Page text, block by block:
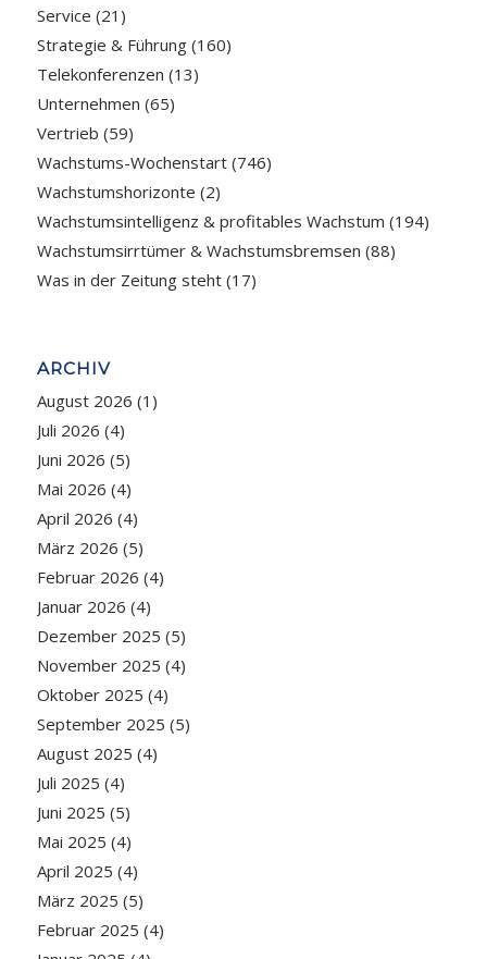
Service (21)
Strategie & Führung(160)
Telekonferenzen (13)
Unternehmen (65)
Vertrieb (59)
Wachstums-Wochenstart(746)
Wachstumshorizonte (2)
Wachstumsintelligenz & profitables Wachstum (194)
Wachstumsirrtümer & Wachstumsbremsen (88)
Was in der Zeitung steht(17)
ARCHIV
August 2026 (1)
Juli 2026 (4)
Juni 2026 (5)
Mai 2026 (4)
April 2026 (4)
März 2026 (5)
Februar 2026 (4)
Januar 2026 (4)
Dezember 2025 (5)
November 2025 (4)
Oktober 2025 (4)
September 2025 (5)
August 2025 (4)
Juli 2025 (4)
Juni 2025 (5)
Mai 2025 (4)
April 2025 (4)
März 2025 (5)
Februar 2025 (4)